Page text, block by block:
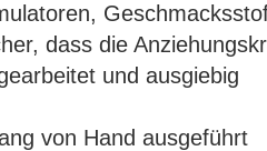
dass die
und ausgiebig
von Hand ausgeführt